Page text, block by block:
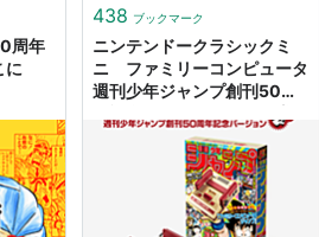
周年
に
438 ブックマーク
ニンテンドークラシックミ
ニ ファミリーコンピュータ
週刊少年ジャンプ創刊50周